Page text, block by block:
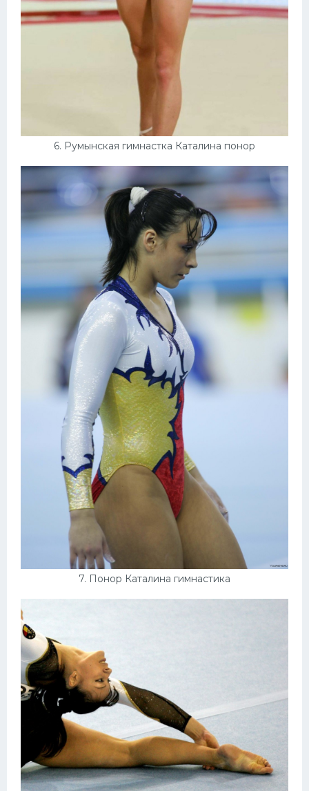
6. Румынская гимнастка Каталина понор
7. Понор Каталина гимнастика